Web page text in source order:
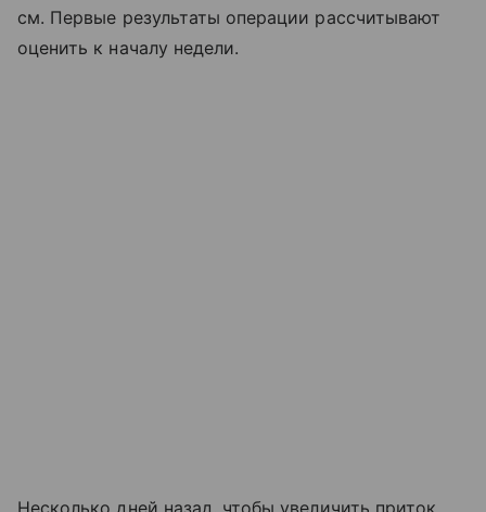
см. Первые результаты операции рассчитывают
оценить к началу недели.
Несколько дней назад, чтобы увеличить приток